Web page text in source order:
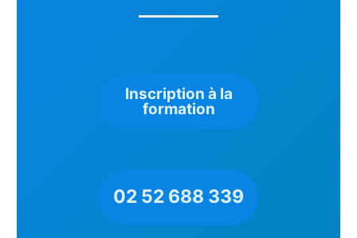
Inscription à la
formation
02 52 688 339